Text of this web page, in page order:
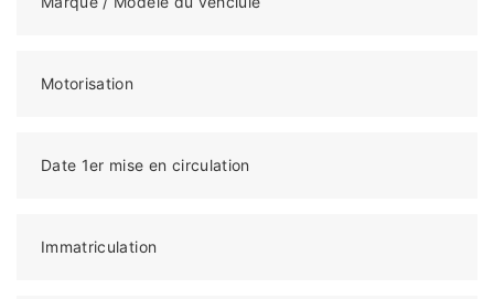
Motorisation
Date 1er mise en circulation
Immatriculation